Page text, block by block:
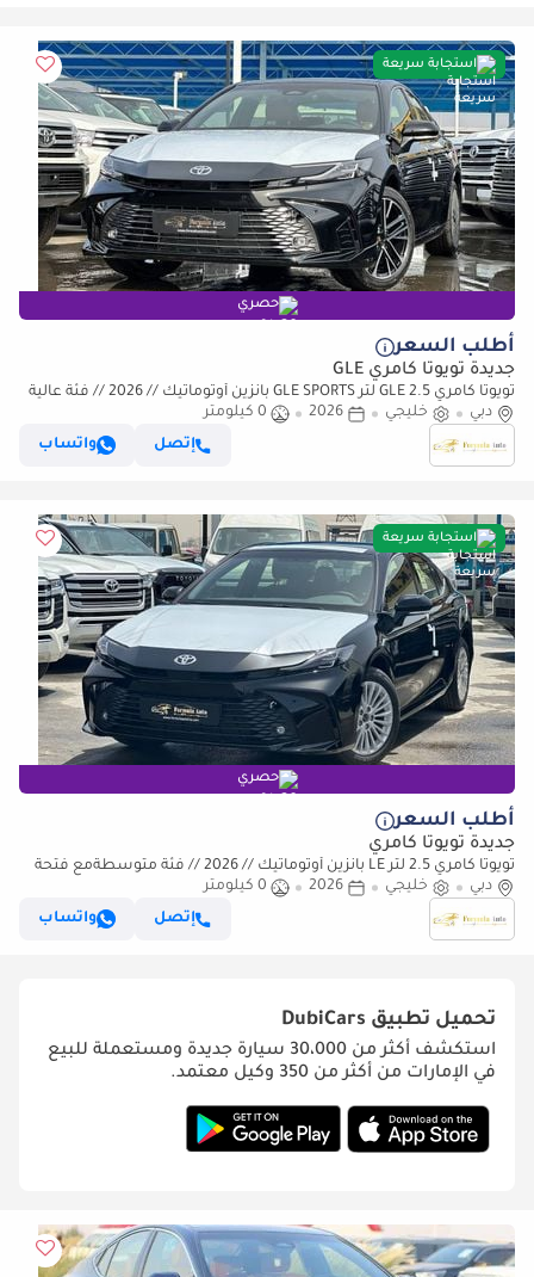
استجابة سريعة
حصري
أطلب السعر
جديدة تويوتا كامري GLE
تويوتا كامري GLE 2.5 لتر GLE SPORTS بانزين أوتوماتيك // 2026 // فئة عالية
مع رادار، DVD وكاميرا خلفية، بانوراما // عر
دبي خليجي 2026
0 كيلومتر
إتصل
واتساب
استجابة سريعة
حصري
أطلب السعر
جديدة تويوتا كامري
تويوتا كامري 2.5 لتر LE بانزين أوتوماتيك // 2026 // فئة متوسطةمع فتحة
سقف، DVD وكاميرا خلفية،
دبي خليجي 2026
0 كيلومتر
إتصل
واتساب
تحميل تطبيق DubiCars
استكشف أكثر من 30،000 سيارة جديدة ومستعملة للبيع
في الإمارات من أكثر من 350 وكيل معتمد.